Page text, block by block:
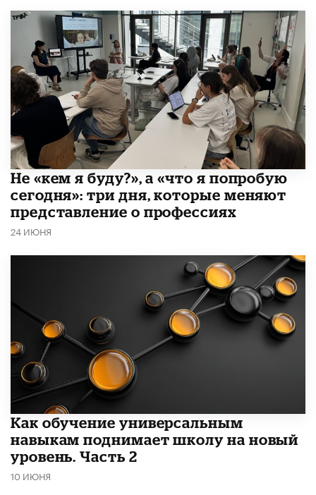
Не «кем я буду?», а «что я попробую
сегодня»: три дня, которые меняют
представление о профессиях
24 ИЮНЯ
​Как обучение универсальным
навыкам поднимает школу на новый
уровень. Часть 2
10 ИЮНЯ